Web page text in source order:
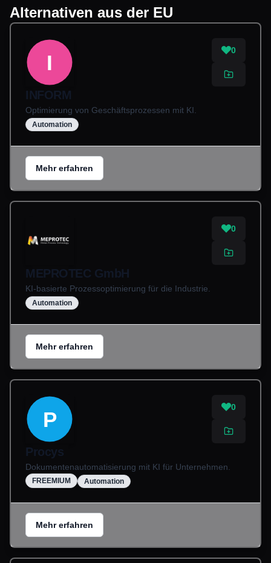
Alternativen aus der EU
I
0
INFORM
Optimierung von Geschäftsprozessen mit KI.
Automation
Mehr erfahren
0
MEPROTEC GmbH
KI-basierte Prozessoptimierung für die Industrie.
Automation
Mehr erfahren
P
0
Procys
Dokumentenautomatisierung mit KI für Unternehmen.
FREEMIUM Automation
Mehr erfahren